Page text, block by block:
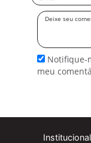
Deixe
Notifique-
meu
Institucional